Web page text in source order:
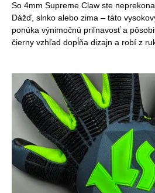
So 4mm Supreme Claw ste
Dážď, slnko alebo zima – táto
ponúka výnimočnú priľnavosť a
čierny vzhľad dopĺňa dizajn a robí z